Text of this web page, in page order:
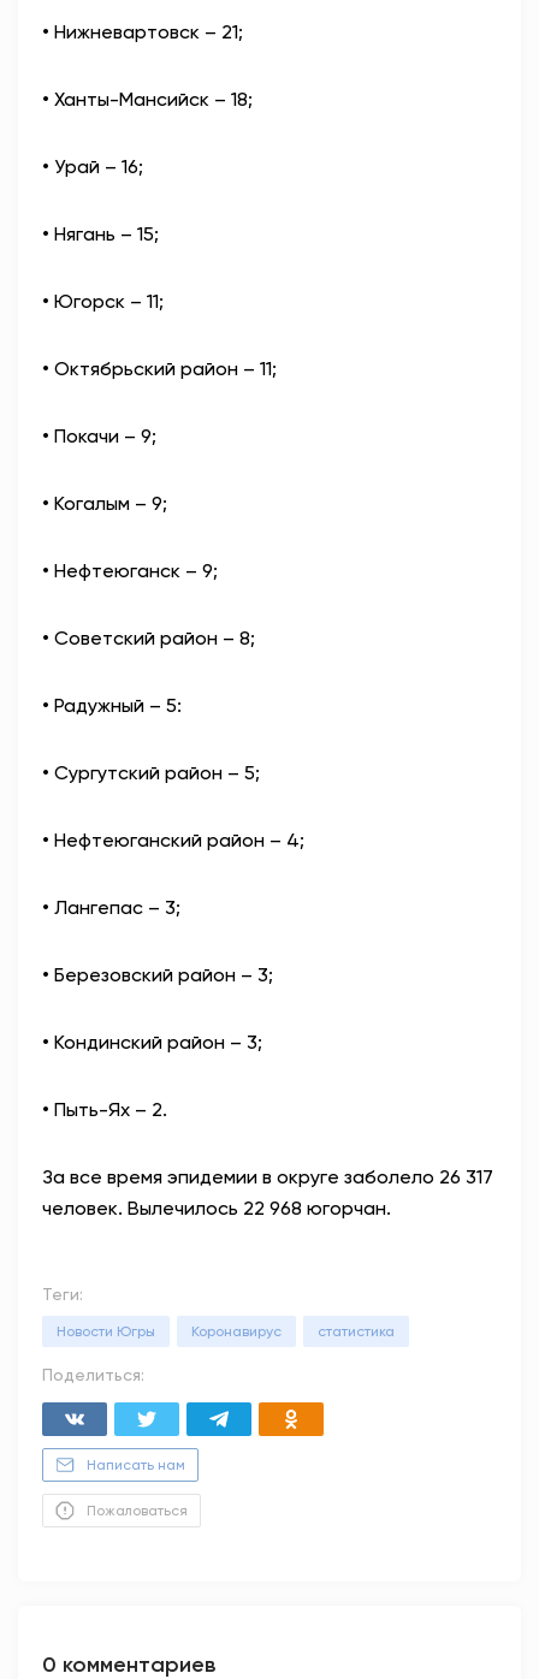
• Нижневартовск – 21;
• Ханты-Мансийск – 18;
• Урай – 16;
• Нягань – 15;
• Югорск – 11;
• Октябрьский район – 11;
• Покачи – 9;
• Когалым – 9;
• Нефтеюганск – 9;
• Советский район – 8;
• Радужный – 5:
• Сургутский район – 5;
• Нефтеюганский район – 4;
• Лангепас – 3;
• Березовский район – 3;
• Кондинский район – 3;
• Пыть-Ях – 2.
За все время эпидемии в округе заболело 26 317
человек. Вылечилось 22 968 югорчан.
Теги:
Новости Югры Коронавирус статистика
Поделиться:
Написать нам
Пожаловаться
0 комментариев